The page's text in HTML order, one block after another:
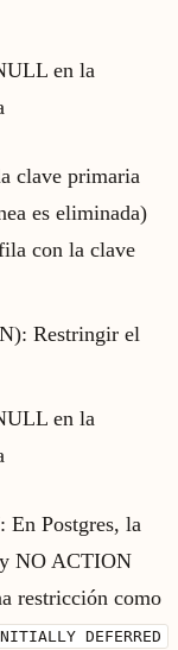
en la
clave primaria
es eliminada)
con la clave
Restringir el
en la
Postgres, la
NO ACTION
restricción como
DEFERRED